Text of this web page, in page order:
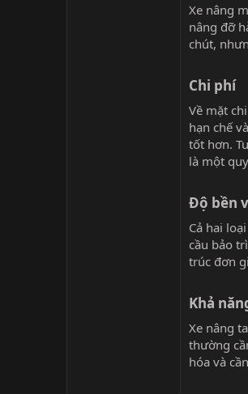
Xe nâng
nâng đỡ
chút,
Chi phí​
Về mặt
hạn chế
tốt hơn.
là một
Độ bền
Cả hai
cầu bảo
trúc đơn
Khả
Xe nâng
thường
hóa và